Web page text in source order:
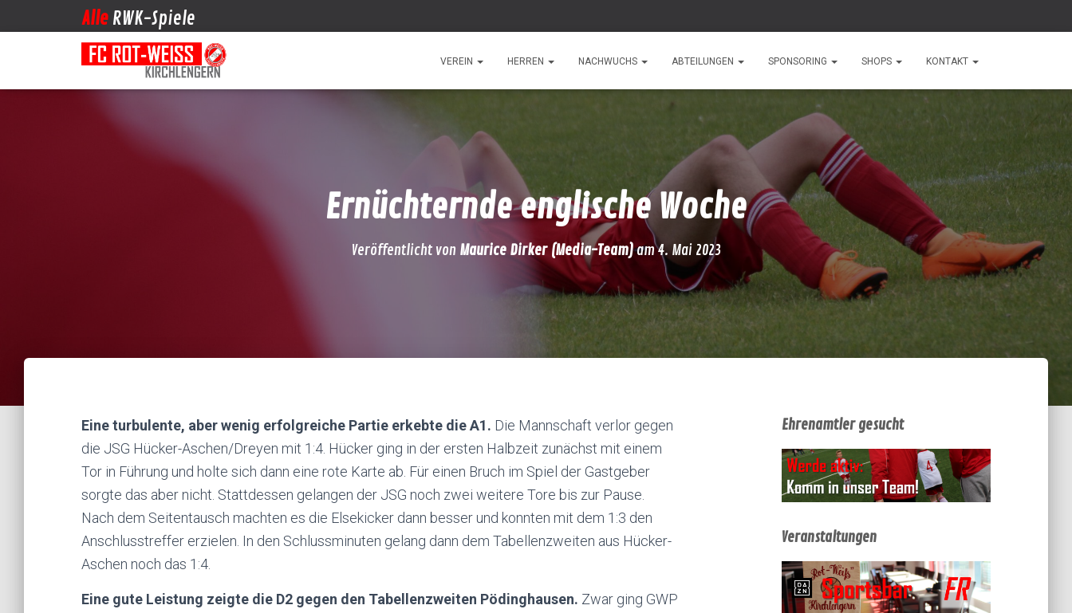
Alle RWK-Spiele
VEREIN HERREN NACHWUCHS ABTEILUNGEN SPONSORING SHOPS KONTAKT
Ernüchternde englische Woche
Veröffentlicht von Maurice Dirker (Media-Team)am4. Mai 2023
Eine turbulente, aber wenig erfolgreiche Partie erkebte die A1. Die Mannschaft verlor gegen
die JSG Hücker-Aschen/Dreyen mit 1:4. Hücker ging in der ersten Halbzeit zunächst mit einem
Tor in Führung und holte sich dann eine rote Karte ab. Für einen Bruch im Spiel der Gastgeber
sorgte das aber nicht. Stattdessen gelangen der JSG noch zwei weitere Tore bis zur Pause.
Nach dem Seitentausch machten es die Elsekicker dann besser und konnten mit dem 1:3 den
Anschlusstreffer erzielen. In den Schlussminuten gelang dann dem Tabellenzweiten aus Hücker-
Aschen noch das 1:4.
Eine gute Leistung zeigte die D2 gegen den Tabellenzweiten Pödinghausen. Zwar ging GWP
Ehrenamtler gesucht
Veranstaltungen